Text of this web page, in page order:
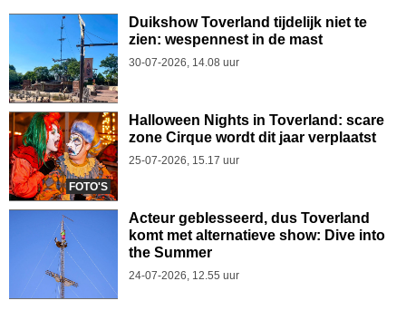
Duikshow Toverland tijdelijk niet te
zien: wespennest in de mast
30-07-2026, 14.08 uur
FOTO'S
Halloween Nights in Toverland: scare
zone Cirque wordt dit jaar verplaatst
25-07-2026, 15.17 uur
Acteur geblesseerd, dus Toverland
komt met alternatieve show: Dive into
the Summer
24-07-2026, 12.55 uur